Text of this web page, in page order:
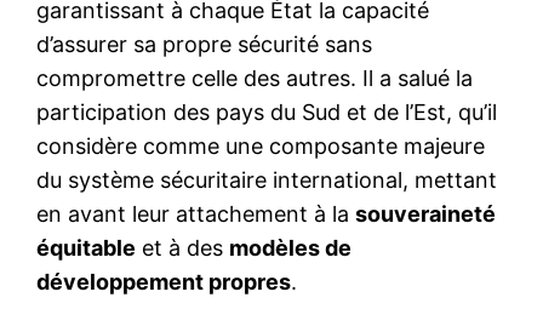
garantissant à chaque État la capacité
d’assurer sa propre sécurité sans
compromettre celle des autres. Il a salué la
participation des pays du Sud et de l’Est, qu’il
considère comme une composante majeure
du système sécuritaire international, mettant
en avant leur attachement à la souveraineté
équitable et à des modèles de
développement propres.